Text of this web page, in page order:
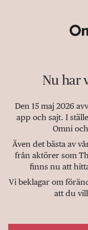
Nu har
Den 15 maj 2026
app och sajt. I
Omni
Även det bästa av
från aktörer som
finns nu att
Vi beklagar om
att du